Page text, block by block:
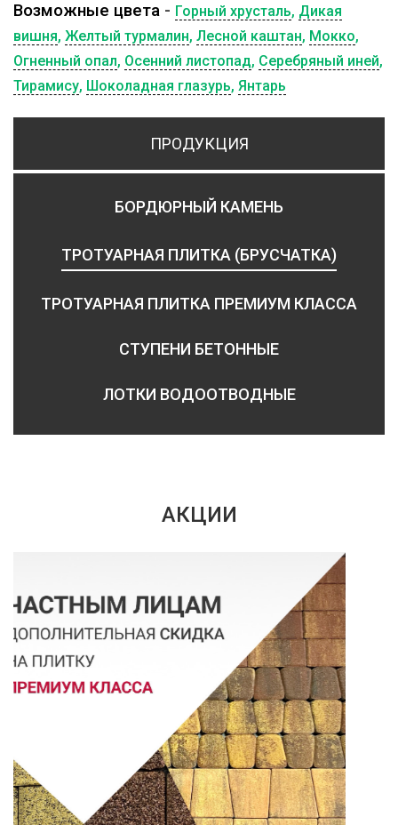
ПРОДУКЦИЯ
БОРДЮРНЫЙ КАМЕНЬ
ТРОТУАРНАЯ ПЛИТКА (БРУСЧАТКА)
ТРОТУАРНАЯ ПЛИТКА ПРЕМИУМ КЛАССА
СТУПЕНИ БЕТОННЫЕ
ЛОТКИ ВОДООТВОДНЫЕ
Возможные цвета - Горный хрусталь, Дикая
вишня, Желтый турмалин, Лесной каштан, Мокко,
Огненный опал, Осенний листопад, Серебряный иней,
Тирамису, Шоколадная глазурь, Янтарь
АКЦИИ